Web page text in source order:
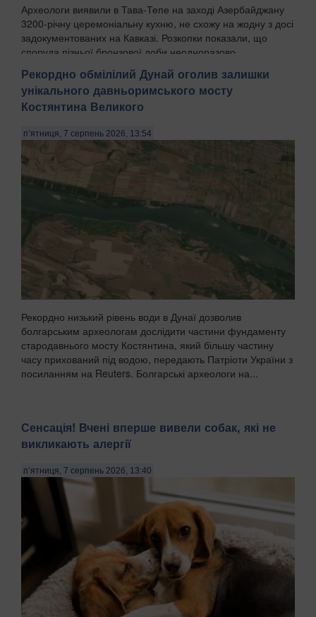
Археологи виявили в Тава-Тепе на заході Азербайджану
3200-річну церемоніальну кухню, не схожу на жодну з досі
задокументованих на Кавказі. Розкопки показали, що
споруда пізньої бронзової доби неодноразово
перебудовувалась протягом поколінь, а попередні...
Рекордно обмілілий Дунай оголив залишки
унікального давньоримського мосту
Костянтина Великого
п’ятниця, 7 серпень 2026, 13:54
Рекордно низький рівень води в Дунаї дозволив
болгарським археологам дослідити частини фундаменту
стародавнього мосту Костянтина, який більшу частину
часу прихований під водою, передають Патріоти України з
посиланням на Reuters. Болгарські археологи на...
Сенсація! Вчені вперше вивели собак, які не
викликають алергії
п’ятниця, 7 серпень 2026, 13:40